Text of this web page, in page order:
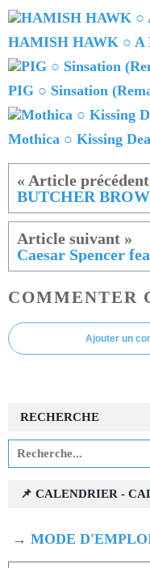
HAMISH HAWK ○ A
PIG ○ Sinsation
Mothica ○ Kissing
BUTCHER
COMMENTER
Ajouter un
RECHERCHE
📌 CALENDRIER -
→ MODE